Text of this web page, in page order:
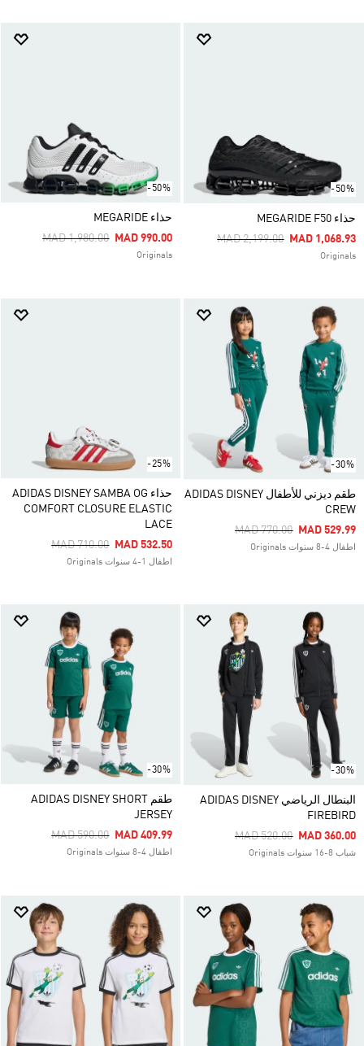
-50%
حذاء MEGARIDE F50
Price Reduced From
MAD 2,199.00ToMAD 1,068.93
Originals
-50%
حذاء MEGARIDE
Price Reduced From
MAD 1,980.00ToMAD 990.00
Originals
-30%
طقم ديزني للأطفال ADIDAS DISNEY
CREW
Price Reduced From
MAD 770.00ToMAD 529.99
اطفال 4-8 سنوات Originals
-25%
حذاء ADIDAS DISNEY SAMBA OG
COMFORT CLOSURE ELASTIC
LACE
Price Reduced From
MAD 710.00ToMAD 532.50
اطفال 1-4 سنوات Originals
-30%
البنطال الرياضي ADIDAS DISNEY
FIREBIRD
Price Reduced From
MAD 520.00ToMAD 360.00
شباب 8-16 سنوات Originals
-30%
طقم ADIDAS DISNEY SHORT
JERSEY
Price Reduced From
MAD 590.00ToMAD 409.99
اطفال 4-8 سنوات Originals